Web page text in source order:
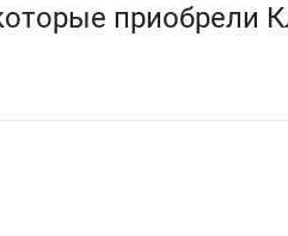
приобрели